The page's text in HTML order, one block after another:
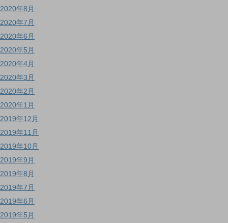
2020年8月
2020年7月
2020年6月
2020年5月
2020年4月
2020年3月
2020年2月
2020年1月
2019年12月
2019年11月
2019年10月
2019年9月
2019年8月
2019年7月
2019年6月
2019年5月